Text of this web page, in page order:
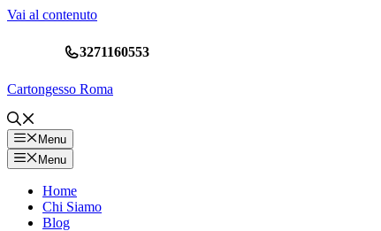
Vai al contenuto
3271160553
Cartongesso Roma
Menu
Menu
Home
Chi Siamo
Blog